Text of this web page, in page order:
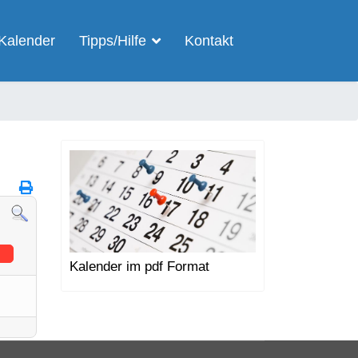
Tipps/Hilfe Kontakt
Kalender im pdf Format